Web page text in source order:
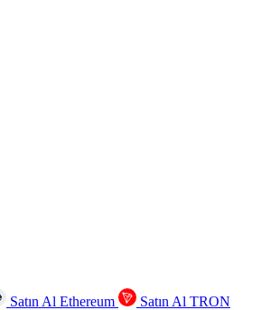
Satın Al Ethereum
Satın Al TRON